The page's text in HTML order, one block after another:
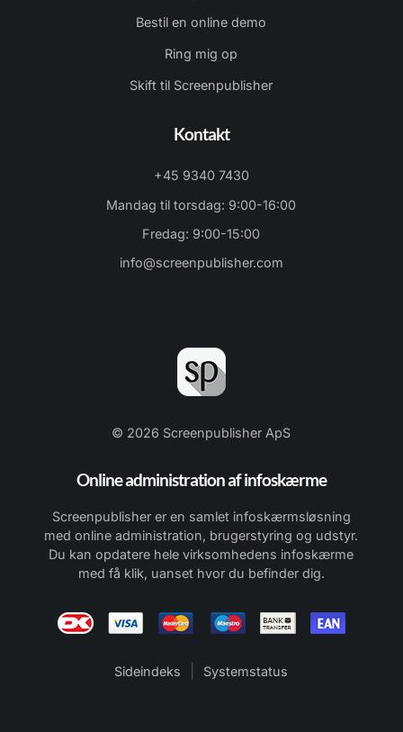
Bestil en online demo
Ring mig op
Skift til Screenpublisher
Kontakt
+45 9340 7430
Mandag til torsdag: 9:00-16:00
Fredag: 9:00-15:00
info@screenpublisher.com
© 2026 Screenpublisher ApS
Online administration af infoskærme
Screenpublisher er en samlet infoskærmsløsning
med online administration, brugerstyring og udstyr.
Du kan opdatere hele virksomhedens infoskærme
med få klik, uanset hvor du befinder dig.
Sideindeks Systemstatus